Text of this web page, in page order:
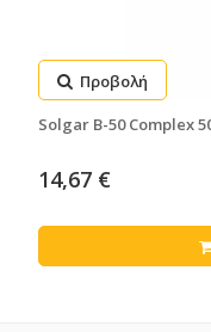
Προβολή
Solgar B-50 Complex
14,67 €